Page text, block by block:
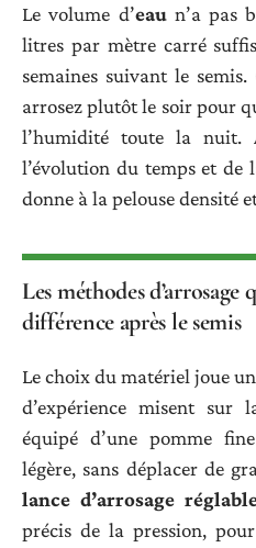
Le volume d’eaun’a pas
litres par mètre carré
semaines suivant le
arrosez plutôt le soir pour
l’humidité toute la nuit.
l’évolution du temps et de
donne à la pelouse densité
Les méthodes
différence après le semis
Le choix du matériel joue
d’expérience misent
équipé d’une pomme
légère, sans déplacer de
lance d’arrosage
précis de la pression,